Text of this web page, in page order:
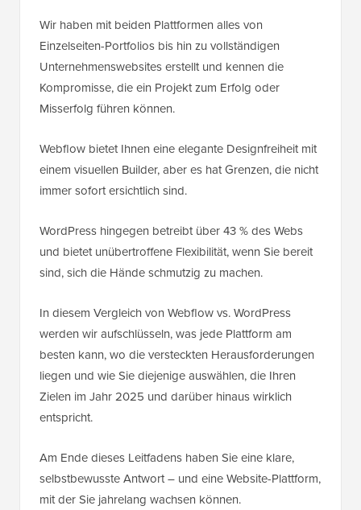
Wir haben mit beiden Plattformen alles von
Einzelseiten-Portfolios bis hin zu vollständigen
Unternehmenswebsites erstellt und kennen die
Kompromisse, die ein Projekt zum Erfolg oder
Misserfolg führen können.
Webflow bietet Ihnen eine elegante Designfreiheit mit
einem visuellen Builder, aber es hat Grenzen, die nicht
immer sofort ersichtlich sind.
WordPress hingegen betreibt über 43 % des Webs
und bietet unübertroffene Flexibilität, wenn Sie bereit
sind, sich die Hände schmutzig zu machen.
In diesem Vergleich von Webflow vs. WordPress
werden wir aufschlüsseln, was jede Plattform am
besten kann, wo die versteckten Herausforderungen
liegen und wie Sie diejenige auswählen, die Ihren
Zielen im Jahr 2025 und darüber hinaus wirklich
entspricht.
Am Ende dieses Leitfadens haben Sie eine klare,
selbstbewusste Antwort – und eine Website-Plattform,
mit der Sie jahrelang wachsen können.